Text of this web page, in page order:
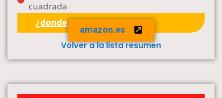
cuadrada
¿donde comprar?
amazon.es
Volver a la lista resumen